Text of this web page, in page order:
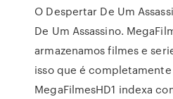
O Despertar De Um
De Um Assassino.
armazenamos filmes e
isso que é
MegaFilmesHD1 indexa